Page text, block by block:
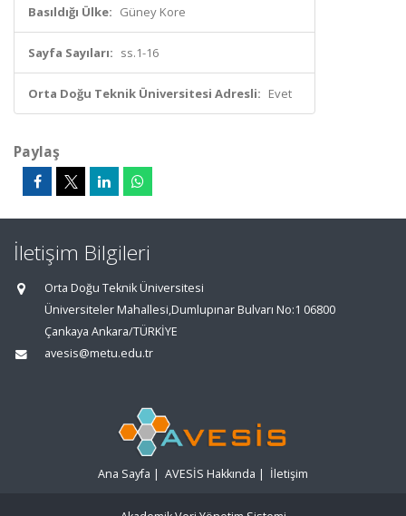
Basıldığı Ülke: Güney Kore
Sayfa Sayıları: ss.1-16
Orta Doğu Teknik Üniversitesi Adresli: Evet
Paylaş
İletişim Bilgileri
Orta Doğu Teknik Üniversitesi
Üniversiteler Mahallesi,Dumlupınar Bulvarı No:1 06800
Çankaya Ankara/TÜRKİYE
avesis@metu.edu.tr
Ana Sayfa | AVESİS Hakkında | İletişim